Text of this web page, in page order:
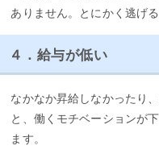
ありません。とにかく逃げる
４．給与が低い
なかなか昇給しなかったり
と、働くモチベーションが
ます。